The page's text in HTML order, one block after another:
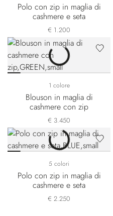
Polo con zip in maglia di
cashmere e seta
€ 1.200
1 colore
Blouson in maglia di
cashmere con zip
€ 3.450
5 colori
Polo con zip in maglia di
cashmere e seta
€ 2.250